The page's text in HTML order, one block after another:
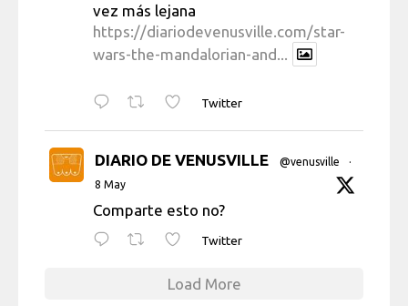
vez más lejana
https://diariodevenusville.com/star-
wars-the-mandalorian-and...
Twitter
DIARIO DE VENUSVILLE @venusville
·
8 May
Comparte esto no?
Twitter
Load More